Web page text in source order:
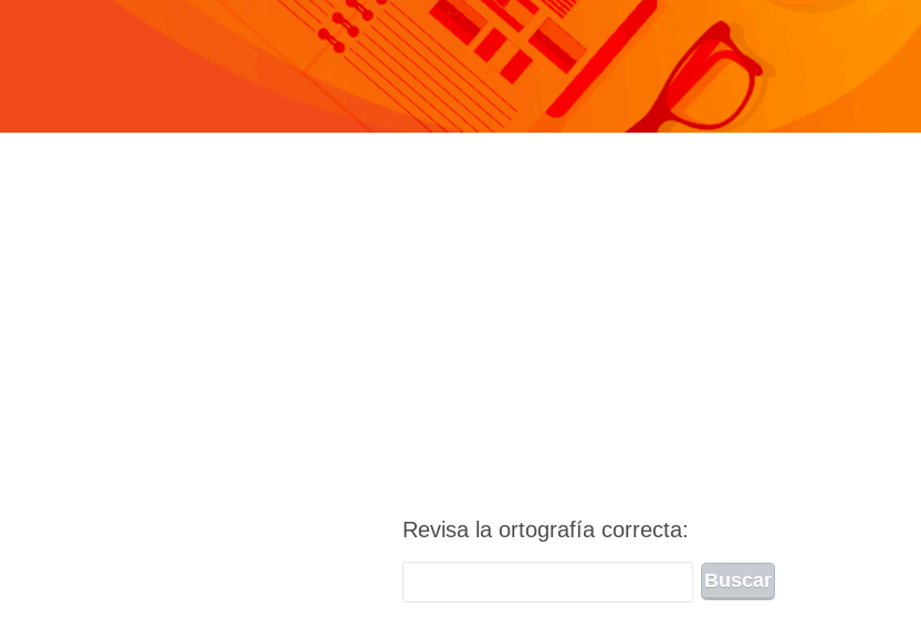
Revisa la ortografía correcta: